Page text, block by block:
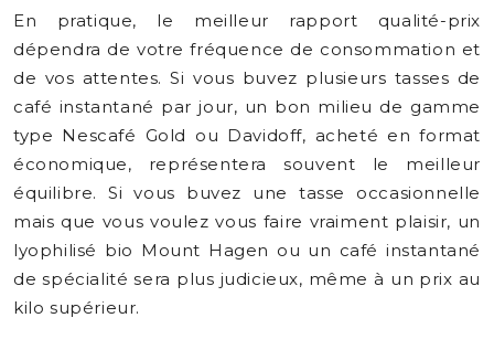
En pratique, le meilleur rapport qualité-prix
dépendra de votre fréquence de consommation et
de vos attentes. Si vous buvez plusieurs tasses de
café instantané par jour, un bon milieu de gamme
type Nescafé Gold ou Davidoff, acheté en format
économique, représentera souvent le meilleur
équilibre. Si vous buvez une tasse occasionnelle
mais que vous voulez vous faire vraiment plaisir, un
lyophilisé bio Mount Hagen ou un café instantané
de spécialité sera plus judicieux, même à un prix au
kilo supérieur.